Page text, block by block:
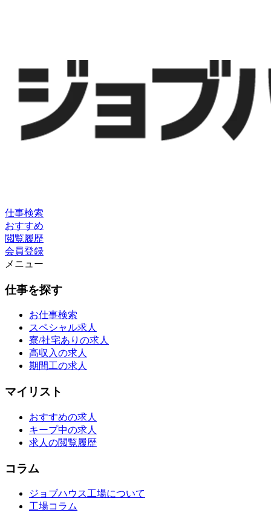
仕事検索
おすすめ
閲覧履歴
会員登録
メニュー
仕事を探す
お仕事検索
スペシャル求人
寮/社宅ありの求人
高収入の求人
期間工の求人
マイリスト
おすすめの求人
キープ中の求人
求人の閲覧履歴
コラム
ジョブハウス工場について
工場コラム